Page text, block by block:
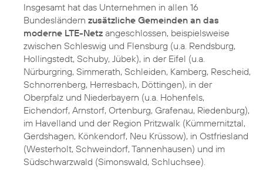
Insgesamt hat das Unternehmen in allen 16
Bundesländern zusätzliche Gemeinden an das
moderne LTE-Netz angeschlossen, beispielsweise
zwischen Schleswig und Flensburg (u.a. Rendsburg,
Hollingstedt, Schuby, Jübek), in der Eifel (u.a.
Nürburgring, Simmerath, Schleiden, Kamberg, Rescheid,
Schnorrenberg, Herresbach, Döttingen), in der
Oberpfalz und Niederbayern (u.a. Hohenfels,
Eichendorf, Arnstorf, Ortenburg, Grafenau, Riedenburg),
im Havelland und der Region Pritzwalk (Kümmernitztal,
Gerdshagen, Könkendorf, Neu Krüssow), in Ostfriesland
(Westerholt, Schweindorf, Tannenhausen) und im
Südschwarzwald (Simonswald, Schluchsee).